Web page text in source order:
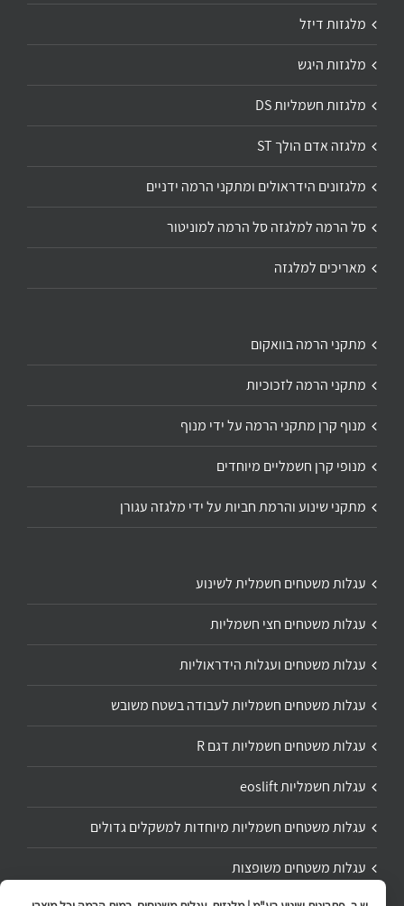
מלגזות דיזל
מלגזות היגש
מלגזות חשמליות DS
מלגזה אדם הולך ST
מלגזונים הידראולים ומתקני הרמה ידניים
סל הרמה למלגזה סל הרמה למוניטור
מאריכים למלגזה
מתקני הרמה בוואקום
מתקני הרמה לזכוכיות
מנוף קרן מתקני הרמה על ידי מנוף
מנופי קרן חשמליים מיוחדים
מתקני שינוע והרמת חביות על ידי מלגזה עגורן
עגלות משטחים חשמלית לשינוע
עגלות משטחים חצי חשמליות
עגלות משטחים ועגלות הידראוליות
עגלות משטחים חשמליות לעבודה בשטח משובש
עגלות משטחים חשמליות דגם R
עגלות חשמליות eoslift
עגלות משטחים חשמליות מיוחדות למשקלים גדולים
עגלות משטחים משופצות